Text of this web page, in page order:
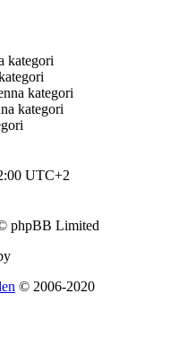
kategori
kategori
kategori
UTC+2
phpBB Limited
© 2006-2020